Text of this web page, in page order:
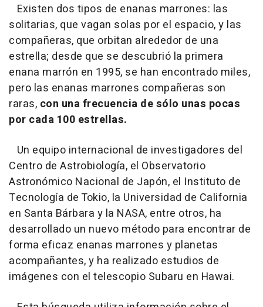
Existen dos tipos de enanas marrones: las
solitarias, que vagan solas por el espacio, y las
compañeras, que orbitan alrededor de una
estrella; desde que se descubrió la primera
enana marrón en 1995, se han encontrado miles,
pero las enanas marrones compañeras son
raras, con una frecuencia de sólo unas pocas
por cada 100 estrellas.
Un equipo internacional de investigadores del
Centro de Astrobiología, el Observatorio
Astronómico Nacional de Japón, el Instituto de
Tecnología de Tokio, la Universidad de California
en Santa Bárbara y la NASA, entre otros, ha
desarrollado un nuevo método para encontrar de
forma eficaz enanas marrones y planetas
acompañantes, y ha realizado estudios de
imágenes con el telescopio Subaru en Hawai.